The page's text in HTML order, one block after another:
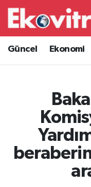
Güncel Ekonomi
Güncel
Ekonomi
Borsa Haberleri
İş Dünyası
Lojistik
Hava Durumu
Trafik Durumu
Süper Lig
Tüm Manşetler
Son Dakika
Haber Arşivi